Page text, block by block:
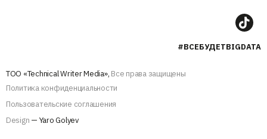
#ВСЕБУДЕТBIGDATA
ТОО «Technical Writer Media», Все права защищены
Политика конфиденциальности
Пользовательские соглашения
Design — Yaro Golyev